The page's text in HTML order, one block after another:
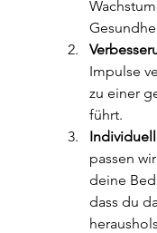
Impulse
zu einer
führt.
passen
deine
dass du